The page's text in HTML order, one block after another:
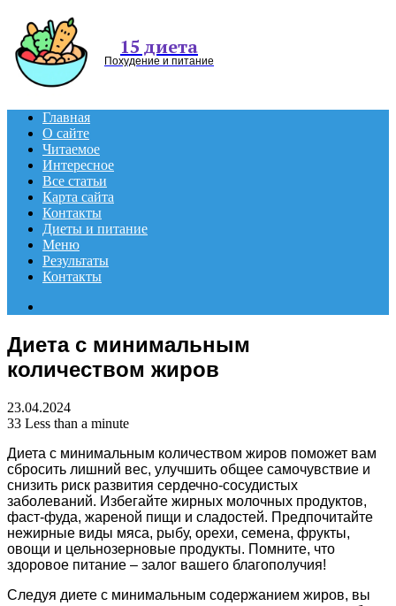
15 диета
Похудение и питание
Главная
О сайте
Читаемое
Интересное
Все статьи
Карта сайта
Контакты
Диеты и питание
Меню
Результаты
Контакты
Диета с минимальным
количеством жиров
23.04.2024
33 Less than a minute
Диета с минимальным количеством жиров поможет вам
сбросить лишний вес, улучшить общее самочувствие и
снизить риск развития сердечно-сосудистых
заболеваний. Избегайте жирных молочных продуктов,
фаст-фуда, жареной пищи и сладостей. Предпочитайте
нежирные виды мяса, рыбу, орехи, семена, фрукты,
овощи и цельнозерновые продукты. Помните, что
здоровое питание – залог вашего благополучия!
Следуя диете с минимальным содержанием жиров, вы